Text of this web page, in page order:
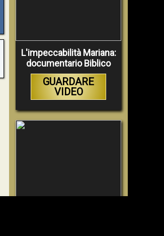
L'impeccabilità Mariana:
documentario Biblico
GUARDARE
VIDEO